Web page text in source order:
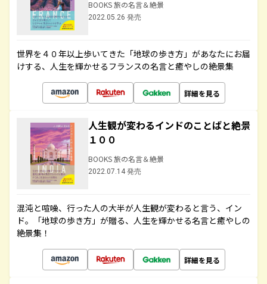
BOOKS 旅の名言＆絶景
2022.05.26 発売
世界を４０年以上歩いてきた「地球の歩き方」があなたにお届
けする、人生を輝かせるフランスの名言と癒やしの絶景集
詳細を見る
人生観が変わるインドのことばと絶景
１００
BOOKS 旅の名言＆絶景
2022.07.14 発売
混沌と喧噪、行った人の大半が人生観が変わると言う、イン
ド。「地球の歩き方」が贈る、人生を輝かせる名言と癒やしの
絶景集！
詳細を見る